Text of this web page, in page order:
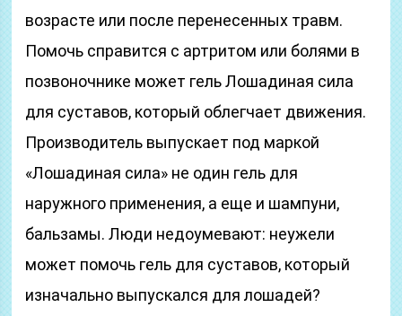
возрасте или после перенесенных травм.
Помочь справится с артритом или болями в
позвоночнике может гель Лошадиная сила
для суставов, который облегчает движения.
Производитель выпускает под маркой
«Лошадиная сила» не один гель для
наружного применения, а еще и шампуни,
бальзамы. Люди недоумевают: неужели
может помочь гель для суставов, который
изначально выпускался для лошадей?